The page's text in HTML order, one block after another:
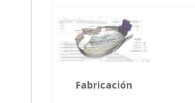
Fabricación